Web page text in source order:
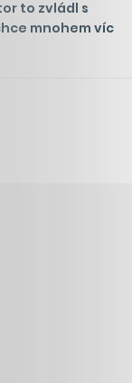
to zvládl s
mnohem víc